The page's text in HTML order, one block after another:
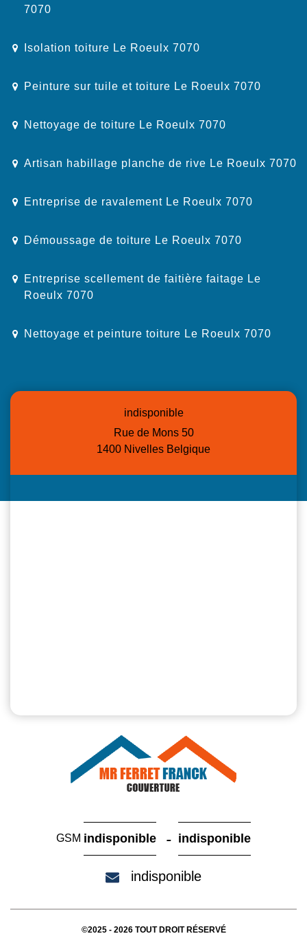
7070
Isolation toiture Le Roeulx 7070
Peinture sur tuile et toiture Le Roeulx 7070
Nettoyage de toiture Le Roeulx 7070
Artisan habillage planche de rive Le Roeulx 7070
Entreprise de ravalement Le Roeulx 7070
Démoussage de toiture Le Roeulx 7070
Entreprise scellement de faitière faitage Le
Roeulx 7070
Nettoyage et peinture toiture Le Roeulx 7070
indisponible
Rue de Mons 50
1400 Nivelles Belgique
GSM indisponible - indisponible
indisponible
©2025 - 2026 TOUT DROIT RÉSERVÉ